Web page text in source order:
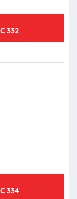
332
334